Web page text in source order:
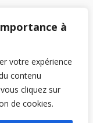
à
votre expérience
contenu
cliquez sur
de cookies.
supérieures à 50 €